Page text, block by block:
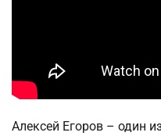
Алексей Егоров – один